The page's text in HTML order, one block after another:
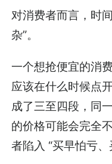
对消费者而言，时
杂”。
一个想抢便宜的消
应该在什么时候点
成了三至四段，同
的价格可能会完全
者陷入 “买早怕亏、